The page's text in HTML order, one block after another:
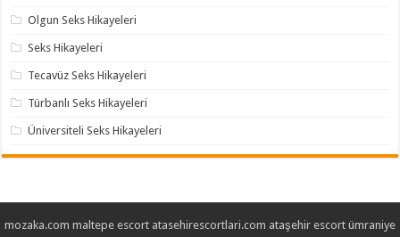
Olgun Seks Hikayeleri
Seks Hikayeleri
Tecavüz Seks Hikayeleri
Türbanlı Seks Hikayeleri
Üniversiteli Seks Hikayeleri
mozaka.com maltepe escort atasehirescortlari.com ataşehir escort ümraniye